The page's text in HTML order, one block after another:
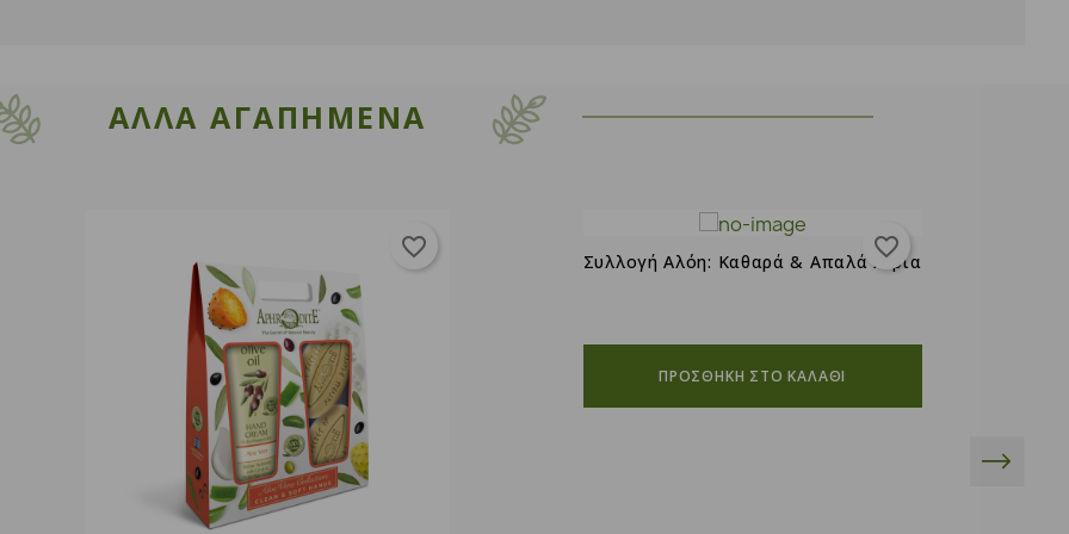
ΑΛΛΑ ΑΓΑΠΗΜΕΝΑ
favorite_border
Συλλογή Αλόη: Καθαρά & Απαλά Χέρια
ΠΡΟΣΘΗΚΗ ΣΤΟ ΚΑΛΑΘΙ
favorite_border